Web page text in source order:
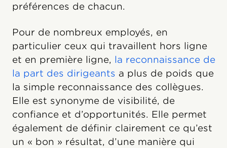
préférences de chacun.
Pour de nombreux employés, en
particulier ceux qui travaillent hors ligne
et en première ligne, la reconnaissance de
la part des dirigeants a plus de poids que
la simple reconnaissance des collègues.
Elle est synonyme de visibilité, de
confiance et d’opportunités. Elle permet
également de définir clairement ce qu’est
un « bon » résultat, d’une manière qui